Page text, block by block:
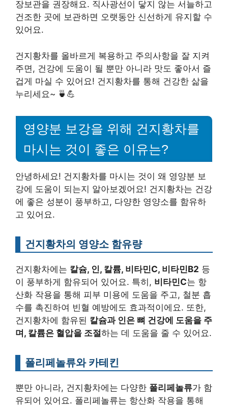
장보관을 권장해요. 직사광선이 닿지 않는 서늘하고
건조한 곳에 보관하면 오랫동안 신선하게 유지할 수
있어요.
건지황차를 올바르게 복용하고 주의사항을 잘 지켜
주면, 건강에 도움이 될 뿐만 아니라 맛도 좋아서 즐
겁게 마실 수 있어요! 건지황차를 통해 건강한 삶을
누리세요~ 🍵💪
영양분 보강을 위해 건지황차를
마시는 것이 좋은 이유는?
안녕하세요! 건지황차를 마시는 것이 왜 영양분 보
강에 도움이 되는지 알아보겠어요! 건지황차는 건강
에 좋은 성분이 풍부하고, 다양한 영양소를 함유하
고 있어요.
건지황차의 영양소 함유량
건지황차에는 칼슘, 인, 칼륨, 비타민C, 비타민B2 등
이 풍부하게 함유되어 있어요. 특히, 비타민C는 항
산화 작용을 통해 피부 미용에 도움을 주고, 철분 흡
수를 촉진하여 빈혈 예방에도 효과적이에요. 또한,
건지황차에 함유된 칼슘과 인은 뼈 건강에 도움을 주
며, 칼륨은 혈압을 조절하는 데 도움을 줄 수 있어요.
폴리페놀류와 카테킨
뿐만 아니라, 건지황차에는 다양한 폴리페놀류가 함
유되어 있어요. 폴리페놀류는 항산화 작용을 통해